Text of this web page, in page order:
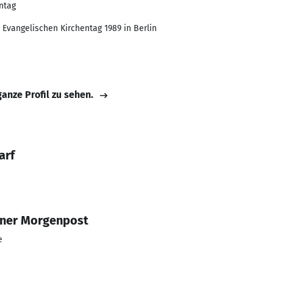
Kirchentag 1989 in Berlin
Profil zu sehen.
Morgenpost